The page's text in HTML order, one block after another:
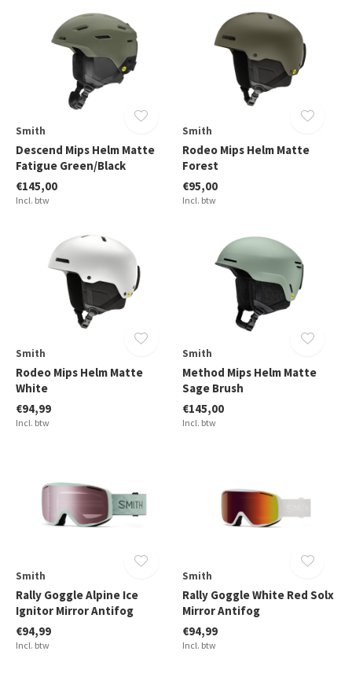
Smith
Descend Mips Helm Matte
Fatigue Green/Black
€145,00
Incl. btw
Smith
Rodeo Mips Helm Matte
Forest
€95,00
Incl. btw
Smith
Rodeo Mips Helm Matte
White
€94,99
Incl. btw
Smith
Method Mips Helm Matte
Sage Brush
€145,00
Incl. btw
Smith
Rally Goggle Alpine Ice
Ignitor Mirror Antifog
€94,99
Incl. btw
Smith
Rally Goggle White Red Solx
Mirror Antifog
€94,99
Incl. btw